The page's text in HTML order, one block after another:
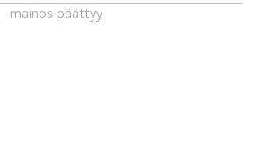
mainos päättyy